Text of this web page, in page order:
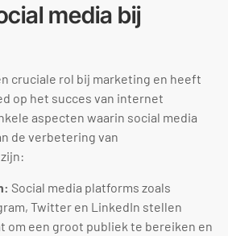
media bij
cruciale rol bij marketing en heeft
op het succes van internet
aspecten waarin social media
de verbetering van
Social media platforms zoals
Twitter en LinkedIn stellen
om een groot publiek te bereiken en